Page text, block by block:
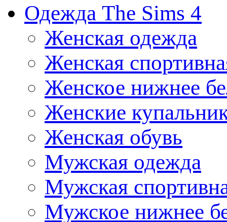
Одежда The Sims 4
Женская одежда
Женская
Женское нижнее
Женские
Женская обувь
Мужская одежда
Мужская
Мужское нижнее